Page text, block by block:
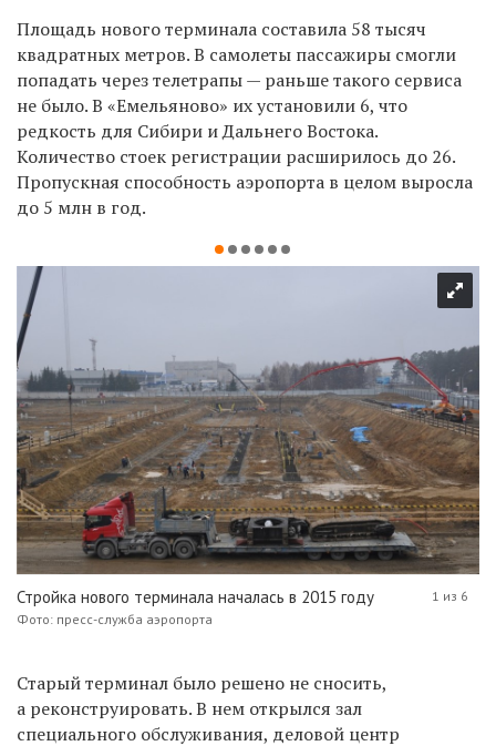
Площадь нового терминала составила 58 тысяч
квадратных метров. В самолеты пассажиры смогли
попадать через телетрапы — раньше такого сервиса
не было. В «Емельяново» их установили 6, что
редкость для Сибири и Дальнего Востока.
Количество стоек регистрации расширилось до 26.
Пропускная способность аэропорта в целом выросла
до 5 млн в год.
Стройка нового терминала началась в 2015 году
Фото: пресс-служба аэропорта
1 из 6
Старый терминал было решено не сносить,
а реконструировать. В нем открылся зал
специального обслуживания, деловой центр